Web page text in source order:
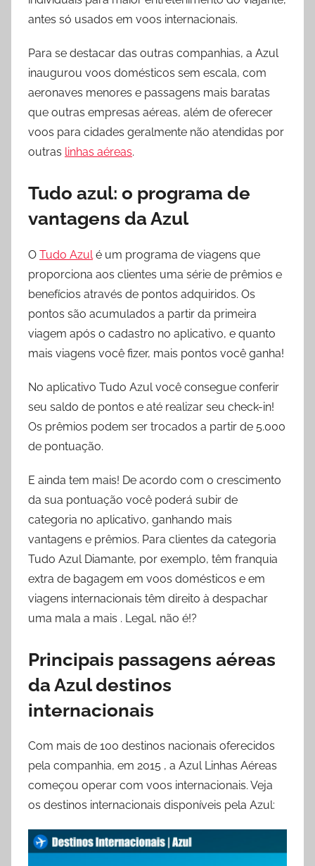
antes só usados em voos internacionais.
Para se destacar das outras companhias, a Azul
inaugurou voos domésticos sem escala, com
aeronaves menores e passagens mais baratas
que outras empresas aéreas, além de oferecer
voos para cidades geralmente não atendidas por
outras linhas aéreas.
Tudo azul: o programa de
vantagens da Azul
O Tudo Azulé um programa de viagens que
proporciona aos clientes uma série de prêmios e
benefícios através de pontos adquiridos. Os
pontos são acumulados a partir da primeira
viagem após o cadastro no aplicativo, e quanto
mais viagens você fizer, mais pontos você ganha!
No aplicativo Tudo Azul você consegue conferir
seu saldo de pontos e até realizar seu check-in!
Os prêmios podem ser trocados a partir de 5.000
de pontuação.
E ainda tem mais! De acordo com o crescimento
da sua pontuação você poderá subir de
categoria no aplicativo, ganhando mais
vantagens e prêmios. Para clientes da categoria
Tudo Azul Diamante, por exemplo, têm franquia
extra de bagagem em voos domésticos e em
viagens internacionais têm direito à despachar
uma mala a mais . Legal, não é!?
Principais passagens aéreas
da Azul destinos
internacionais
Com mais de 100 destinos nacionais oferecidos
pela companhia, em 2015 , a Azul Linhas Aéreas
começou operar com voos internacionais. Veja
os destinos internacionais disponíveis pela Azul: